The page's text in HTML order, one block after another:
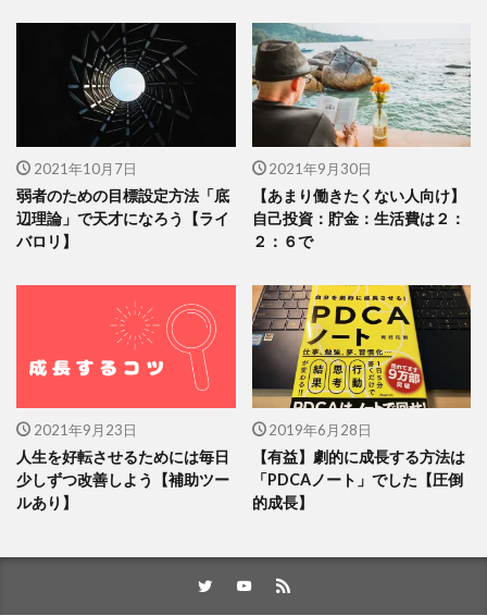
2021年10月7日
弱者のための目標設定方法「底
辺理論」で天才になろう【ライ
バロリ】
2021年9月30日
【あまり働きたくない人向け】
自己投資：貯金：生活費は２：
２：６で
2021年9月23日
人生を好転させるためには毎日
少しずつ改善しよう【補助ツー
ルあり】
2019年6月28日
【有益】劇的に成長する方法は
「PDCAノート」でした【圧倒
的成長】